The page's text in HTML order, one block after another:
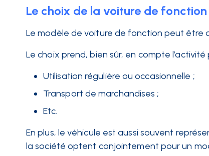
Le choix de la voiture de fonction
Le modèle de voiture de fonction peut être
Le choix prend, bien sûr, en compte
Utilisation régulière ou occasionnelle ;
Transport de marchandises ;
Etc.
En plus, le véhicule est aussi souvent
la société optent conjointement pour un